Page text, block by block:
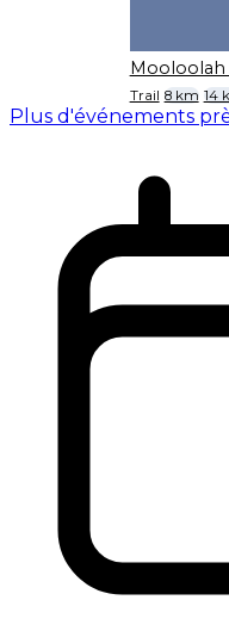
Mooloolah
Trail 8 km 14
Plus d'événements